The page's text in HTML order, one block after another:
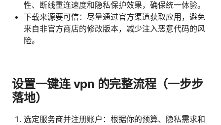
性、断线重连速度和隐私保护效果，确保统一体验。
下载来源要可信：尽量通过官方渠道获取应用，避免
来自非官方商店的修改版本，减少注入恶意代码的风
险。
设置一键连 vpn 的完整流程（一步步
落地）
选定服务商并注册账户：根据你的预算、隐私需求和